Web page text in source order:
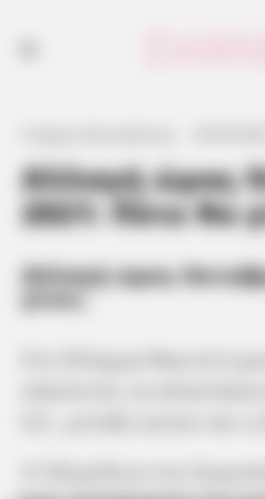
Αλλαγή ώρας
2021: Πότε θα
Αλλαγή ώρας
γίνει;